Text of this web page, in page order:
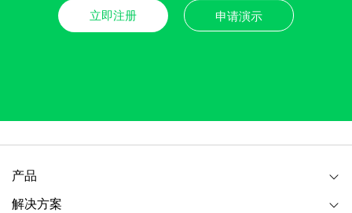
立即注册 申请演示
产品
解决方案